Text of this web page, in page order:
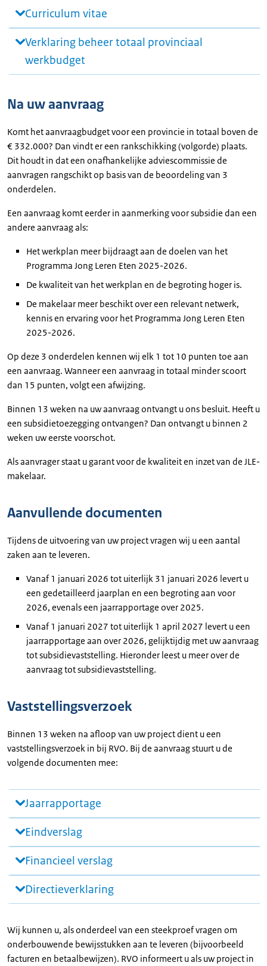
Curriculum vitae
Verklaring beheer totaal provinciaal
werkbudget
Na uw aanvraag
Komt het aanvraagbudget voor een provincie in totaal boven de
€ 332.000? Dan vindt er een rankschikking (volgorde) plaats.
Dit houdt in dat een onafhankelijke adviescommissie de
aanvragen rangschikt op basis van de beoordeling van 3
onderdelen.
Een aanvraag komt eerder in aanmerking voor subsidie dan een
andere aanvraag als:
Het werkplan meer bijdraagt aan de doelen van het
Programma Jong Leren Eten 2025-2026.
De kwaliteit van het werkplan en de begroting hoger is.
De makelaar meer beschikt over een relevant netwerk,
kennis en ervaring voor het Programma Jong Leren Eten
2025-2026.
Op deze 3 onderdelen kennen wij elk 1 tot 10 punten toe aan
een aanvraag. Wanneer een aanvraag in totaal minder scoort
dan 15 punten, volgt een afwijzing.
Binnen 13 weken na uw aanvraag ontvangt u ons besluit. Heeft u
een subsidietoezegging ontvangen? Dan ontvangt u binnen 2
weken uw eerste voorschot.
Als aanvrager staat u garant voor de kwaliteit en inzet van de JLE-
makelaar.
Aanvullende documenten
Tijdens de uitvoering van uw project vragen wij u een aantal
zaken aan te leveren.
Vanaf 1 januari 2026 tot uiterlijk 31 januari 2026 levert u
een gedetailleerd jaarplan en een begroting aan voor
2026, evenals een jaarrapportage over 2025.
Vanaf 1 januari 2027 tot uiterlijk 1 april 2027 levert u een
jaarrapportage aan over 2026, gelijktijdig met uw aanvraag
tot subsidievaststelling. Hieronder leest u meer over de
aanvraag tot subsidievaststelling.
Vaststellingsverzoek
Binnen 13 weken na afloop van uw project dient u een
vaststellingsverzoek in bij RVO. Bij de aanvraag stuurt u de
volgende documenten mee:
Jaarrapportage
Eindverslag
Financieel verslag
Directieverklaring
Wij kunnen u, als onderdeel van een steekproef vragen om
onderbouwende bewijsstukken aan te leveren (bijvoorbeeld
facturen en betaalbewijzen). RVO informeert u als uw project in